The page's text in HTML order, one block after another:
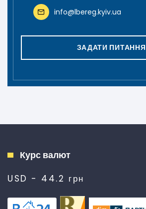
info@lbereg.kyiv.ua
ЗАДАТИ ПИТАННЯ
Курс валют
USD - 44.2 грн